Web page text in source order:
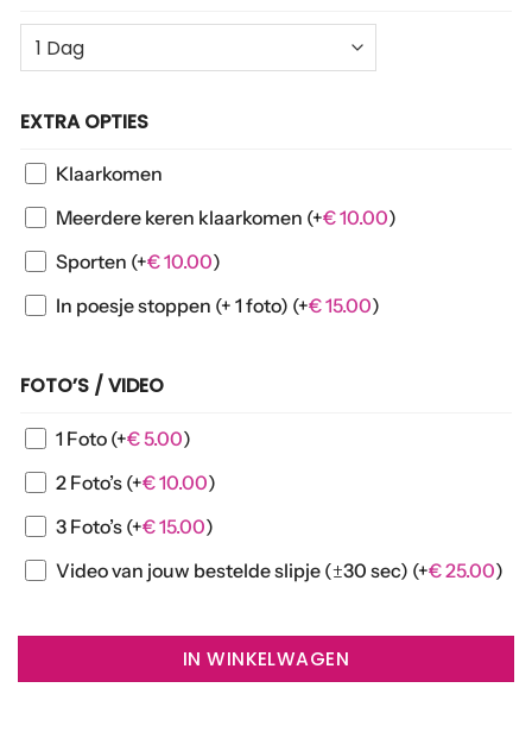
EXTRA OPTIES
Klaarkomen
Meerdere keren klaarkomen (+€10.00)
Sporten (+€10.00)
In poesje stoppen (+ 1 foto) (+€15.00)
FOTO’S / VIDEO
1 Foto (+€5.00)
2 Foto’s (+€10.00)
3 Foto’s (+€15.00)
Video van jouw bestelde slipje (±30 sec) (+€25.00)
IN WINKELWAGEN